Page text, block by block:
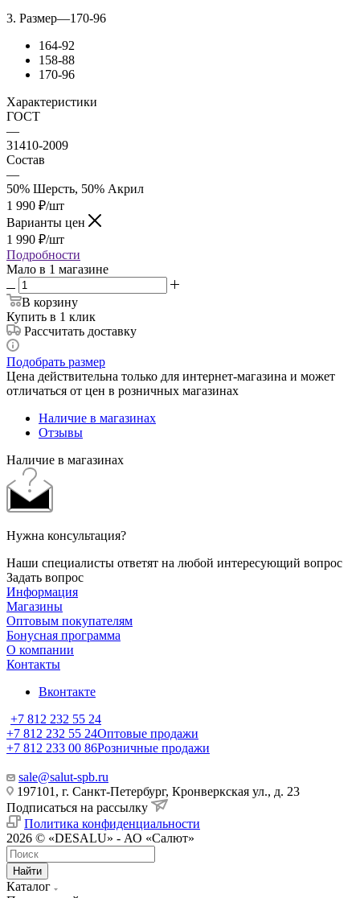
3. Размер—170-96
164-92
158-88
170-96
Характеристики
ГОСТ
—
31410-2009
Состав
—
50% Шерсть, 50% Акрил
1 990 ₽/шт
Варианты цен
1 990 ₽/шт
Подробности
Мало в 1 магазине
В корзину
Купить в 1 клик
Рассчитать доставку
Подобрать размер
Цена действительна только для интернет-магазина и может
отличаться от цен в розничных магазинах
Наличие в магазинах
Отзывы
Наличие в магазинах
Нужна консультация?
Наши специалисты ответят на любой интересующий вопрос
Задать вопрос
Информация
Магазины
Оптовым покупателям
Бонусная программа
О компании
Контакты
Вконтакте
+7 812 232 55 24
+7 812 232 55 24Оптовые продажи
+7 812 233 00 86Розничные продажи
sale@salut-spb.ru
197101, г. Санкт-Петербург, Кронверкская ул., д. 23
Подписаться на рассылку
Политика конфиденциальности
2026 © «DESALU» - АО «Салют»
Найти
Каталог